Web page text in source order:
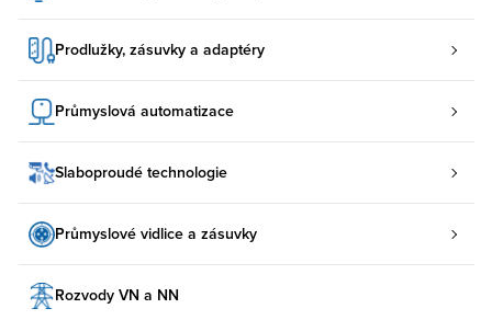
Prodlužky, zásuvky a adaptéry
Průmyslová automatizace
Slaboproudé technologie
Průmyslové vidlice a zásuvky
Rozvody VN a NN